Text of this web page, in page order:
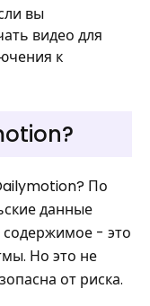
вы
видео для
к
По
данные
- это
Но это не
от риска.